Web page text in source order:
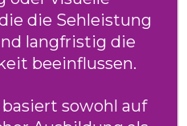
die Sehleistung
langfristig die
beeinflussen.
sowohl auf